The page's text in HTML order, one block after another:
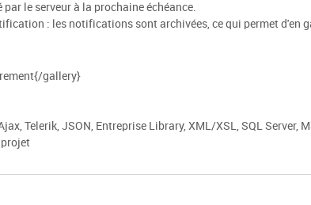
par le serveur à la prochaine échéance.
: les notifications sont archivées, ce qui permet d'en
gallery}
Telerik, JSON, Entreprise Library, XML/XSL, SQL Server,